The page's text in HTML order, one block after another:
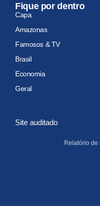
Fique por dentro
Capa
Amazonas
Famosos & TV
Brasil
Economia
Geral
Site auditado
Relatório